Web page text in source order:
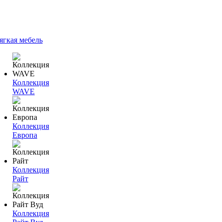
мебель
Коллекция
WAVE
Коллекция
Европа
Коллекция
Райт
Коллекция